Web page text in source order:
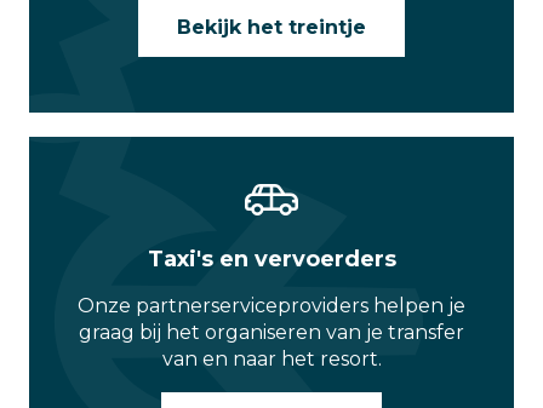
Bekijk het treintje
Taxi's en vervoerders
Onze partnerserviceproviders helpen je
graag bij het organiseren van je transfer
van en naar het resort.